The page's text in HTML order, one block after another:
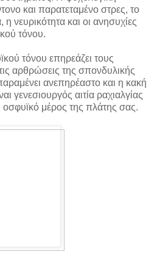
και παρατεταμένο στρες, το
η νευρικότητα και οι ανησυχίες
τόνου.
τόνου επηρεάζει τους
αρθρώσεις της σπονδυλικής
ανεπηρέαστο και η κακή
γενεσιουργός αιτία ραχιαλγίας
μέρος της πλάτης σας.